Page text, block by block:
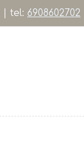
| tel: 6908602702